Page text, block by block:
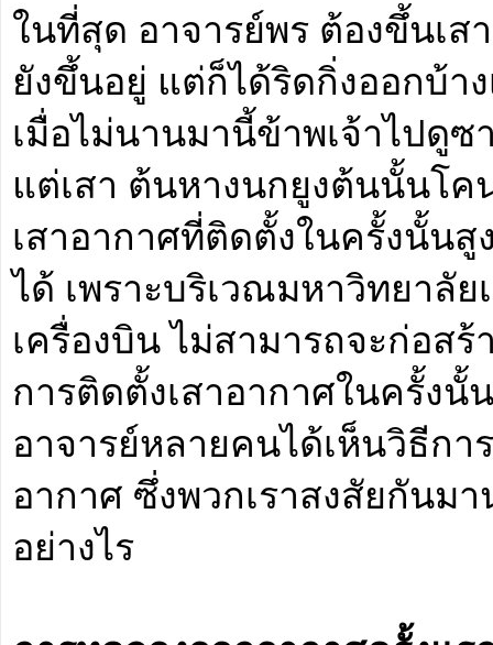
ในที่สุด อาจารย์พร ต้องขึ้นเ
ยังขึ้นอยู่ แต่ก็ได้ริดกิ่งออกบ้า
เมื่อไม่นานมานี้ข้าพเจ้าไปดูซ
แต่เสา ต้นหางนกยูงต้นนั้นโค
เสาอากาศที่ติดตั้งในครั้งนั้นสู
ได้ เพราะบริเวณมหาวิทยาลั
เครื่องบิน ไม่สามารถจะก่อสร้
การติดตั้งเสาอากาศในครั้งนั้
อาจารย์หลายคนได้เห็นวิธีก
อากาศ ซึ่งพวกเราสงสัยกันม
อย่างไร